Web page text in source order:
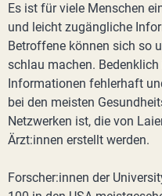
Es ist für viele Menschen
und leicht zugängliche
Betroffene können sich so
schlau machen.
Informationen fehlerhaft
bei den meisten
Netzwerken ist, die von
Ärzt:innen erstellt werden.
Forscher:innen der